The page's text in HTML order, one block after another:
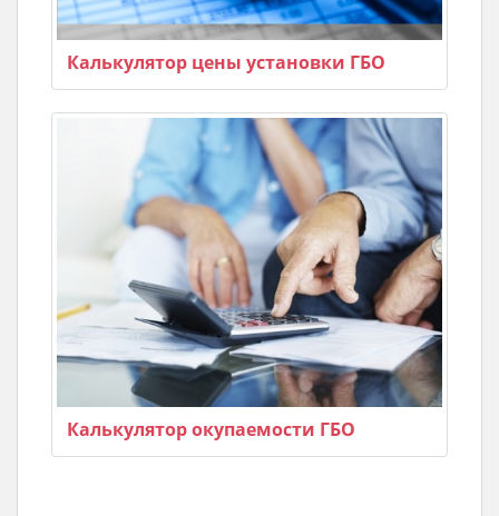
Калькулятор цены установки ГБО
Калькулятор окупаемости ГБО